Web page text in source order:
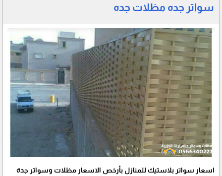
سواتر جده مظلات جده
اسعار سواتر بلاستيك للمنازل بأرخص الاسعار مظلات وسواتر جدة